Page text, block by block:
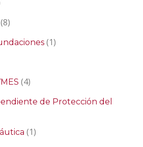
(8)
(1)
(4)
de Protección del
(1)